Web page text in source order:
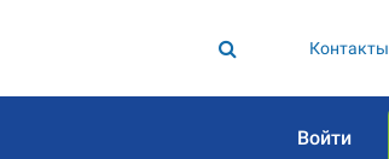
Контакты
Войти